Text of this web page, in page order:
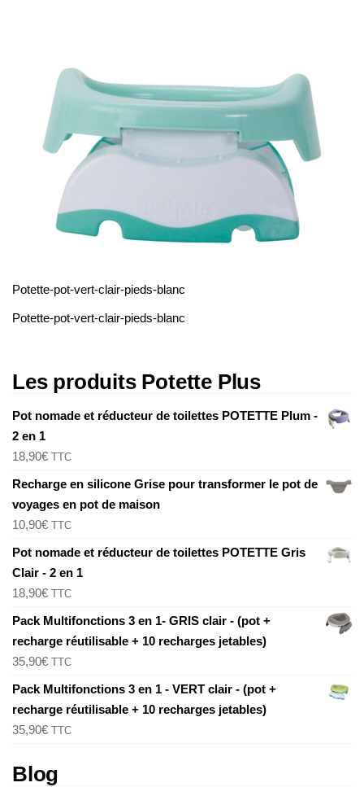
Potette-pot-vert-clair-pieds-blanc
Potette-pot-vert-clair-pieds-blanc
Les produits Potette Plus
Pot nomade et réducteur de toilettes POTETTE Plum -
2 en 1
18,90€ TTC
Recharge en silicone Grise pour transformer le pot de
voyages en pot de maison
10,90€ TTC
Pot nomade et réducteur de toilettes POTETTE Gris
Clair - 2 en 1
18,90€ TTC
Pack Multifonctions 3 en 1- GRIS clair - (pot +
recharge réutilisable + 10 recharges jetables)
35,90€ TTC
Pack Multifonctions 3 en 1 - VERT clair - (pot +
recharge réutilisable + 10 recharges jetables)
35,90€ TTC
Blog